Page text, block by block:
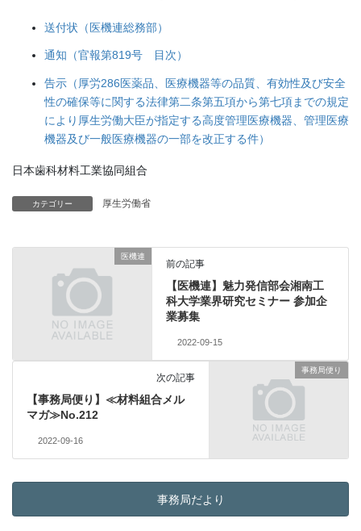
送付状（医機連総務部）
通知（官報第819号 目次）
告示（厚労286医薬品、医療機器等の品質、有効性及び安全
性の確保等に関する法律第二条第五項から第七項までの規定
により厚生労働大臣が指定する高度管理医療機器、管理医療
機器及び一般医療機器の一部を改正する件）
日本歯科材料工業協同組合
カテゴリー 厚生労働省
医機連
前の記事
【医機連】魅力発信部会湘南工
科大学業界研究セミナー 参加企
業募集
2022-09-15
事務局便り
次の記事
【事務局便り】≪材料組合メル
マガ≫No.212
2022-09-16
事務局だより